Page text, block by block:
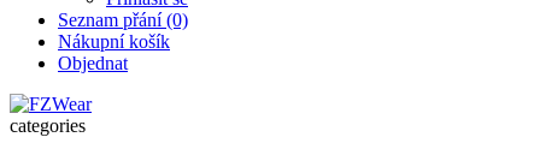
Seznam přání (0)
Nákupní košík
Objednat
categories